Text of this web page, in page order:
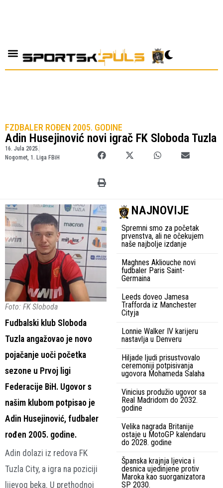
FZDBALER ROĐEN 2005. GODINE
Adin Husejinović novi igrač FK Sloboda Tuzla
16. Jula 2025.
Nogomet 1. Liga FBiH
Foto: FK Sloboda
Fudbalski klub Sloboda
Tuzla angažovao je novo
pojačanje uoči početka
sezone u Prvoj ligi
Federacije BiH. Ugovor s
našim klubom potpisao je
Adin Husejinović, fudbaler
rođen 2005. godine.
Adin dolazi iz redova FK
Tuzla City, a igra na poziciji
lijevog beka. U prethodnoj
NAJNOVIJE
Spremni smo za početak
prvenstva, ali ne očekujem
naše najbolje izdanje
Maghnes Akliouche novi
fudbaler Paris Saint-
Germaina
Leeds doveo Jamesa
Trafforda iz Manchester
Cityja
Lonnie Walker IV karijeru
nastavlja u Denveru
Hiljade ljudi prisustvovalo
ceremoniji potpisivanja
ugovora Mohameda Salaha
Vinicius produžio ugovor sa
Real Madridom do 2032.
godine
Velika nagrada Britanije
ostaje u MotoGP kalendaru
do 2028. godine
Španska krajnja ljevica i
desnica ujedinjene protiv
Maroka kao suorganizatora
SP 2030.